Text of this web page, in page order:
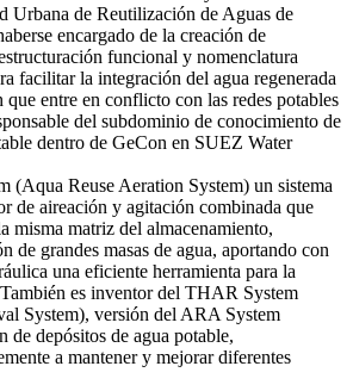
Urbana de Reutilización de Aguas de
encargado de la creación de
funcional y nomenclatura
facilitar la integración del agua regenerada
entre en conflicto con las redes potables
del subdominio de conocimiento de
dentro de GeCon en SUEZ Water
(Aqua Reuse Aeration System) un sistema
de aireación y agitación combinada que
misma matriz del almacenamiento,
de grandes masas de agua, aportando con
una eficiente herramienta para la
es inventor del THAR System
System), versión del ARA System
de depósitos de agua potable,
a mantener y mejorar diferentes